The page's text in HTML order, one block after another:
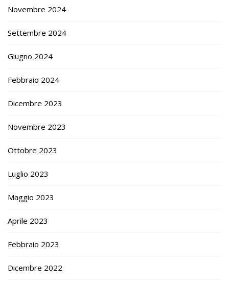
Novembre 2024
Settembre 2024
Giugno 2024
Febbraio 2024
Dicembre 2023
Novembre 2023
Ottobre 2023
Luglio 2023
Maggio 2023
Aprile 2023
Febbraio 2023
Dicembre 2022